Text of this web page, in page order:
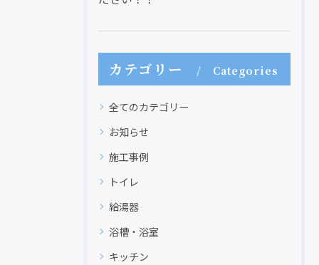
カテゴリー Categories
全てのカテゴリー
お知らせ
施工事例
トイレ
給湯器
浴槽・浴室
キッチン